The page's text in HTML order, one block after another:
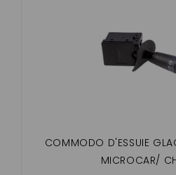
COMMODO D'ESSUIE
MICROCAR/